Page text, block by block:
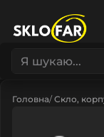
Головна Скло,